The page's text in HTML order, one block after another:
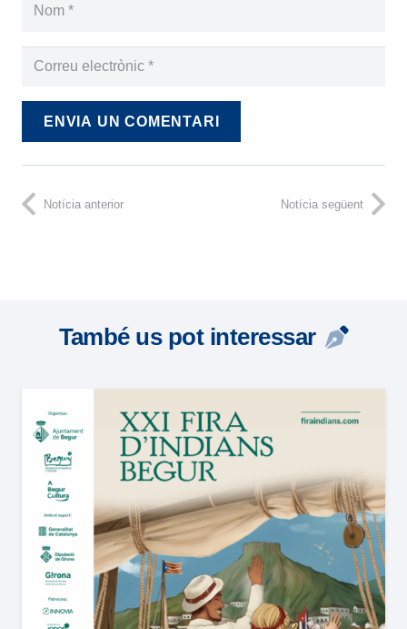
ENVIA UN COMENTARI
Notícia anterior Notícia següent
També us pot interessar